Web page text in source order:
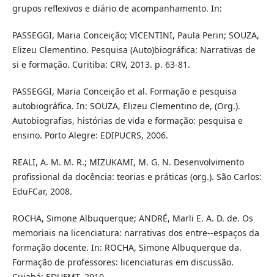
grupos reflexivos e diário de acompanhamento. In:
PASSEGGI, Maria Conceição; VICENTINI, Paula Perin; SOUZA,
Elizeu Clementino. Pesquisa (Auto)biográfica: Narrativas de
si e formação. Curitiba: CRV, 2013. p. 63-81.
PASSEGGI, Maria Conceição et al. Formação e pesquisa
autobiográfica. In: SOUZA, Elizeu Clementino de, (Org.).
Autobiografias, histórias de vida e formação: pesquisa e
ensino. Porto Alegre: EDIPUCRS, 2006.
REALI, A. M. M. R.; MIZUKAMI, M. G. N. Desenvolvimento
profissional da docência: teorias e práticas (org.). São Carlos:
EduFCar, 2008.
ROCHA, Simone Albuquerque; ANDRÉ, Marli E. A. D. de. Os
memoriais na licenciatura: narrativas dos entre--espaços da
formação docente. In: ROCHA, Simone Albuquerque da.
Formação de professores: licenciaturas em discussão.